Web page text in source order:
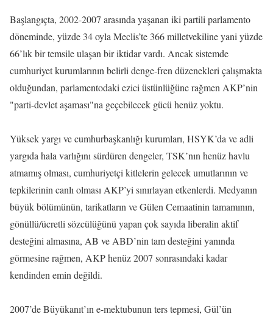
Başlangıçta, 2002-2007 arasında yaşanan iki partili parlamento
döneminde, yüzde 34 oyla Meclis’te 366 milletvekiline yani yüzde
66’lık bir temsile ulaşan bir iktidar vardı. Ancak sistemde
cumhuriyet kurumlarının belirli denge-fren düzenekleri çalışmakta
olduğundan, parlamentodaki ezici üstünlüğüne rağmen AKP’nin
"parti-devlet aşaması"na geçebilecek gücü henüz yoktu.
Yüksek yargı ve cumhurbaşkanlığı kurumları, HSYK’da ve adli
yargıda hala varlığını sürdüren dengeler, TSK’nın henüz havlu
atmamış olması, cumhuriyetçi kitlelerin gelecek umutlarının ve
tepkilerinin canlı olması AKP’yi sınırlayan etkenlerdi. Medyanın
büyük bölümünün, tarikatların ve Gülen Cemaatinin tamamının,
gönüllü/ücretli sözcülüğünü yapan çok sayıda liberalin aktif
desteğini almasına, AB ve ABD’nin tam desteğini yanında
görmesine rağmen, AKP henüz 2007 sonrasındaki kadar
kendinden emin değildi.
2007’de Büyükanıt’ın e-mektubunun ters tepmesi, Gül’ün